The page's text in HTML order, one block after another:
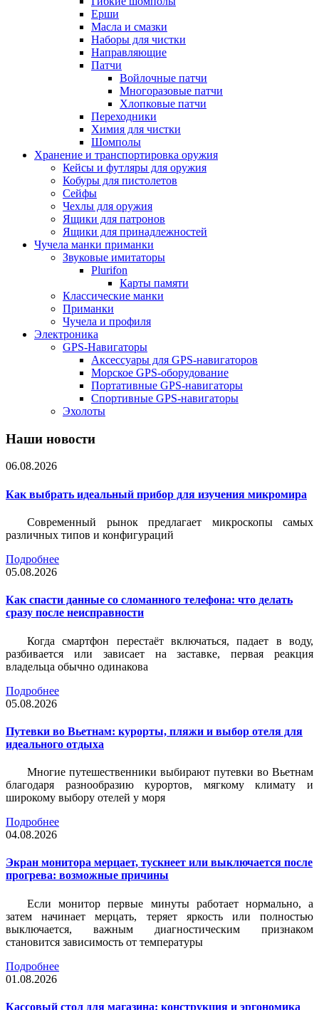
Ерши
Масла и смазки
Наборы для чистки
Направляющие
Патчи
Войлочные патчи
Многоразовые патчи
Хлопковые патчи
Переходники
Химия для чистки
Шомполы
Хранение и транспортировка оружия
Кейсы и футляры для оружия
Кобуры для пистолетов
Сейфы
Чехлы для оружия
Ящики для патронов
Ящики для принадлежностей
Чучела манки приманки
Звуковые имитаторы
Plurifon
Карты памяти
Классические манки
Приманки
Чучела и профиля
Электроника
GPS-Навигаторы
Аксессуары для GPS-навигаторов
Морское GPS-оборудование
Портативные GPS-навигаторы
Спортивные GPS-навигаторы
Эхолоты
Наши новости
06.08.2026
Как выбрать идеальный прибор для изучения микромира
Современный рынок предлагает микроскопы самых
различных типов и конфигураций
Подробнее
05.08.2026
Как спасти данные со сломанного телефона: что делать
сразу после неисправности
Когда смартфон перестаёт включаться, падает в воду,
разбивается или зависает на заставке, первая реакция
владельца обычно одинакова
Подробнее
05.08.2026
Путевки во Вьетнам: курорты, пляжи и выбор отеля для
идеального отдыха
Многие путешественники выбирают путевки во Вьетнам
благодаря разнообразию курортов, мягкому климату и
широкому выбору отелей у моря
Подробнее
04.08.2026
Экран монитора мерцает, тускнеет или выключается после
прогрева: возможные причины
Если монитор первые минуты работает нормально, а
затем начинает мерцать, теряет яркость или полностью
выключается, важным диагностическим признаком
становится зависимость от температуры
Подробнее
01.08.2026
Кассовый стол для магазина: конструкция и эргономика